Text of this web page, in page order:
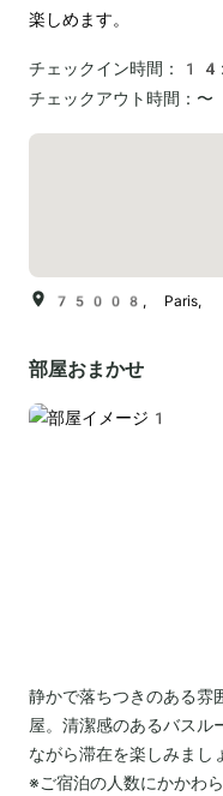
楽しめます。
チェックイン時間：
チェックアウト時間：
75008, Paris, 9
部屋おまかせ
静かで落ちつきのある雰
屋。清潔感のあるバスル
ながら滞在を楽しみまし
※ご宿泊の人数にかかわ